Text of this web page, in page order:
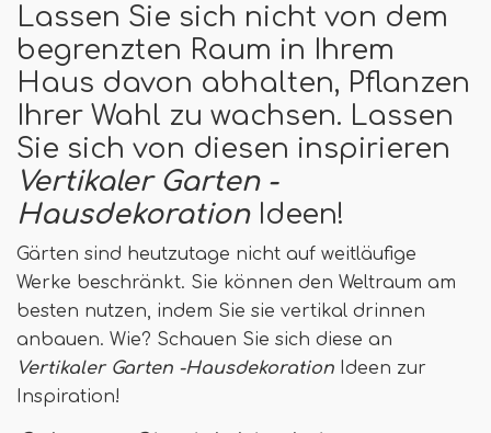
Lassen Sie sich nicht von dem
begrenzten Raum in Ihrem
Haus davon abhalten, Pflanzen
Ihrer Wahl zu wachsen. Lassen
Sie sich von diesen inspirieren
Vertikaler Garten -
HausdekorationIdeen!
Gärten sind heutzutage nicht auf weitläufige
Werke beschränkt. Sie können den Weltraum am
besten nutzen, indem Sie sie vertikal drinnen
anbauen. Wie? Schauen Sie sich diese an
Vertikaler Garten -Hausdekoration Ideen zur
Inspiration!